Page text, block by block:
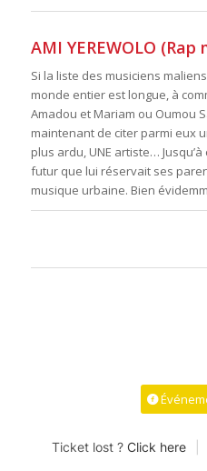
AMI YEREWOLO (Rap
Si la liste des musiciens
monde entier est longue, à
Amadou et Mariam ou Oumou
maintenant de citer parmi eux
plus ardu, UNE artiste…
futur que lui réservait ses
musique urbaine. Bien